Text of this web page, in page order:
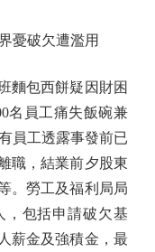
憂破欠遭濫用
包西餅疑因財困
名員工痛失飯碗兼
員工透露事發前已
職，結業前夕股東
。勞工及福利局局
，包括申請破欠基
薪金及強積金，最